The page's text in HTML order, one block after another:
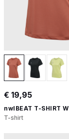
€ 19,95
nwlBEAT T-SHIRT W
T-shirt